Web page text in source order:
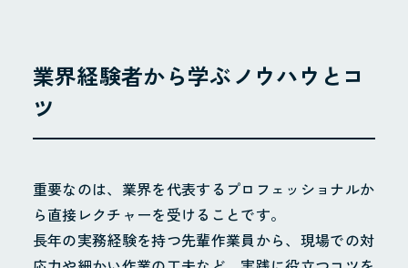
業界経験者から学ぶノウハウとコ
ツ
重要なのは、業界を代表するプロフェッショナルか
ら直接レクチャーを受けることです。
長年の実務経験を持つ先輩作業員から、現場での対